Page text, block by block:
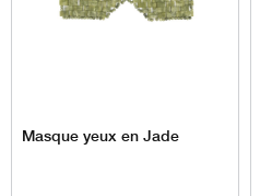
Masque yeux en Jade